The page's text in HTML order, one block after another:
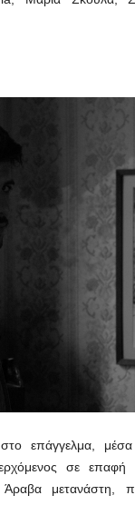
επάγγελμα,
ερχόμενος σε
Άραβα μετανάστη,